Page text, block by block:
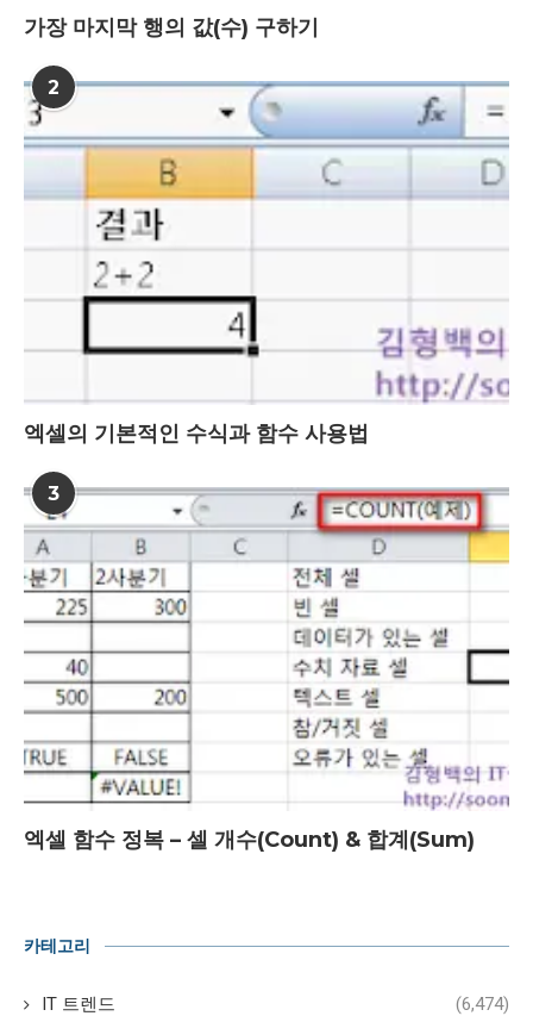
가장 마지막 행의 값(수) 구하기
2
엑셀의 기본적인 수식과 함수 사용법
3
엑셀 함수 정복 – 셀 개수(Count) & 합계(Sum)
카테고리
IT 트렌드 (6,474)